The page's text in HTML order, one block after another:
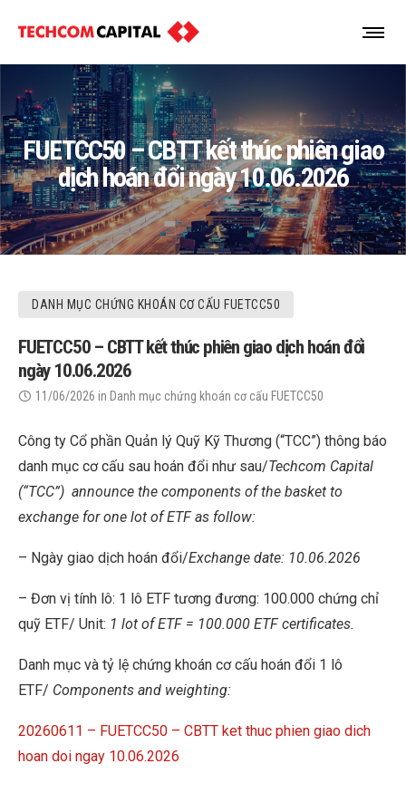
FUETCC50 – CBTT kết thúc phiên giao
dịch hoán đổi ngày 10.06.2026
DANH MỤC CHỨNG KHOÁN CƠ CẤU FUETCC50
FUETCC50 – CBTT kết thúc phiên giao dịch hoán đổi
ngày 10.06.2026
11/06/2026 in Danh mục chứng khoán cơ cấu FUETCC50
Công ty Cổ phần Quản lý Quỹ Kỹ Thương (“TCC”) thông báo
danh mục cơ cấu sau hoán đổi như sau/Techcom Capital
(“TCC”) announce the components of the basket to
exchange for one lot of ETF as follow:
– Ngày giao dịch hoán đổi/Exchange date: 10.06.2026
– Đơn vị tính lô: 1 lô ETF tương đương: 100.000 chứng chỉ
quỹ ETF/ Unit: 1 lot of ETF = 100.000 ETF certificates.
Danh mục và tỷ lệ chứng khoán cơ cấu hoán đổi 1 lô
ETF/ Components and weighting:
20260611 – FUETCC50 – CBTT ket thuc phien giao dich
hoan doi ngay 10.06.2026